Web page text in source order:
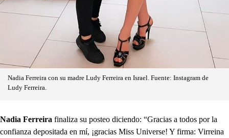
Nadia Ferreira con su madre Ludy Ferreira en Israel. Fuente: Instagram de
Ludy Ferreira.
Nadia Ferreira finaliza su posteo diciendo: “Gracias a todos por la
confianza depositada en mí, ¡gracias Miss Universe! Y firma: Virreina